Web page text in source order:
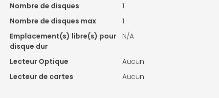
Nombre de disques
1
Nombre de disques max
1
Emplacement(s) libre(s) pour
disque dur
N/A
Lecteur Optique
Aucun
Lecteur de cartes
Aucun